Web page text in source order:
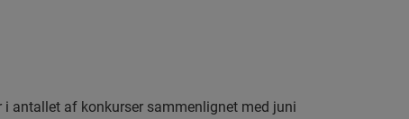
i antallet af konkurser sammenlignet med juni